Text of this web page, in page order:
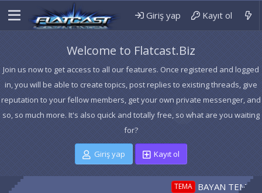
Giriş yap Kayıt ol
Welcome to Flatcast.Biz
Join us now to get access to all our features. Once registered and logged
in, you will be able to create topics, post replies to existing threads, give
reputation to your fellow members, get your own private messenger, and
so, so much more. It's also quick and totally free, so what are you waiting
for?
Giriş yap Kayıt ol
BAYAN TEMASI